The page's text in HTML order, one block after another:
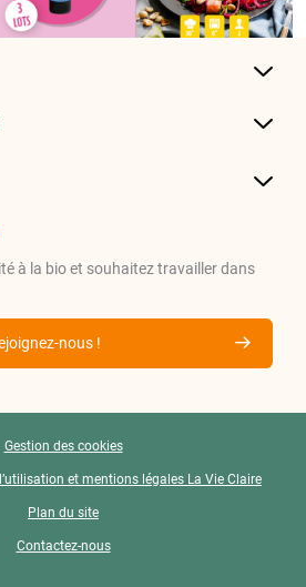
à la bio et souhaitez travailler dans
nous !
Gestion des cookies
et mentions légales La Vie Claire
Plan du site
Contactez-nous